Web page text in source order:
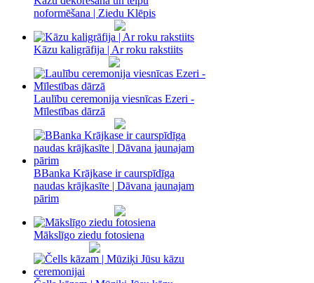
noformēšana | Ziedu Klēpis
Kāzu kaligrāfija | Ar roku rakstiits
Laulību ceremonija viesnīcas Ezeri -
Mīlestības dārzā
BBanka Krājkase ir caurspīdīga
naudas krājkasīte | Dāvana jaunajam
pārim
Mākslīgo ziedu fotosiena